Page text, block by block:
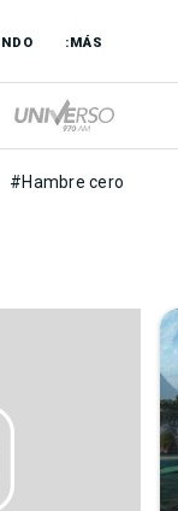
:MÁS
#Hambre cero